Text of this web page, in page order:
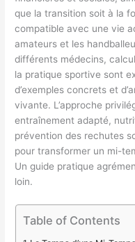
que la transition soit à la
compatible avec une vie
amateurs et les
différents médecins,
la pratique sportive sont
d’exemples concrets et
vivante. L’approche
entraînement adapté,
prévention des rechutes
pour transformer un mi-
Un guide pratique
loin.
Table of Contents